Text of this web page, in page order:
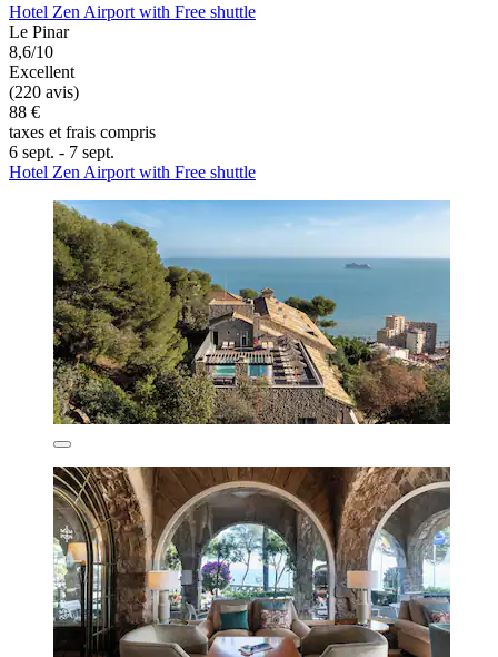
Hotel Zen Airport with Free shuttle
Le Pinar
8,6/10
Excellent
(220 avis)
88 €
taxes et frais compris
6 sept. - 7 sept.
Hotel Zen Airport with Free shuttle